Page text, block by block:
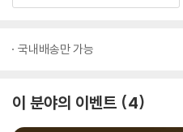
국내배송만 가능
이 분야의 이벤트 4